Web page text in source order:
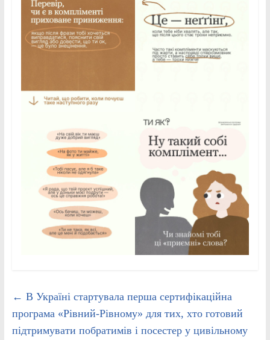
← В Україні стартувала перша сертифікаційна
програма «Рівний-Рівному» для тих, хто готовий
підтримувати побратимів і посестер у цивільному